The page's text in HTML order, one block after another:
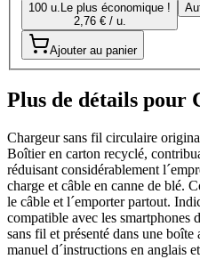
100 u. Le plus économique !
2,76 € / u.
Ajouter au panier
Plus de détails pour
Chargeur sans fil circulaire
Boîtier en carton recyclé,
réduisant considérablement
charge et câble en canne de blé.
le câble et l´emporter partout.
compatible avec les smartphones
sans fil et présenté dans une
manuel d´instructions en anglais